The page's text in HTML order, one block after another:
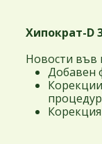
Хипократ-D
Новости във
Добавен